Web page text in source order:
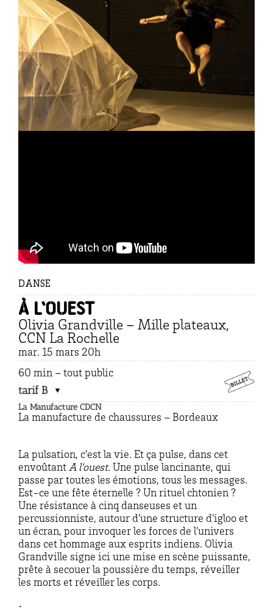
DANSE
À l’ouest
Olivia Grandville – Mille plateaux,
CCN La Rochelle
mar. 15 mars 20h
60 min – tout public
tarif B
La Manufacture CDCN
La manufacture de chaussures – Bordeaux
La pulsation, c’est la vie. Et ça pulse, dans cet
envoûtant A l’ouest. Une pulse lancinante, qui
passe par toutes les émotions, tous les messages.
Est-ce une fête éternelle ? Un rituel chtonien ?
Une résistance à cinq danseuses et un
percussionniste, autour d’une structure d’igloo et
un écran, pour invoquer les forces de l’univers
dans cet hommage aux esprits indiens. Olivia
Grandville signe ici une mise en scène puissante,
prête à secouer la poussière du temps, réveiller
les morts et réveiller les corps.
•